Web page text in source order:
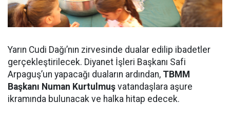
Yarın Cudi Dağı’nın zirvesinde dualar edilip ibadetler
gerçekleştirilecek. Diyanet İşleri Başkanı Safi
Arpaguş’un yapacağı duaların ardından, TBMM
Başkanı Numan Kurtulmuş vatandaşlara aşure
ikramında bulunacak ve halka hitap edecek.